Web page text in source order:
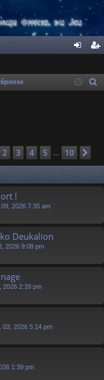
ne cri
e
1sur 10
2 3 4 5 10
!
09, 2026 7:35 am
Deukalion
2026 9:08 pm
2026 2:39 pm
03, 2026 5:14 pm
1:39 pm